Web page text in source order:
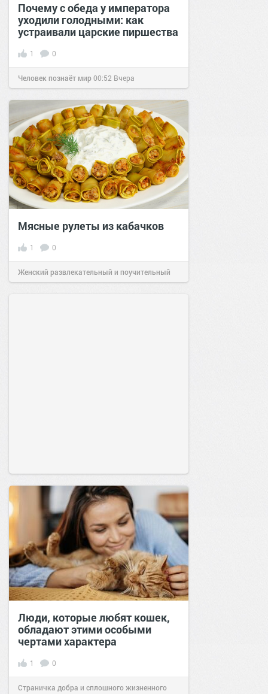
Почему с обеда у императора
уходили голодными: как
устраивали царские пиршества
1 0
Человек познаёт мир00:52 Вчера
Мясные рулеты из кабачков
1 0
Женский развлекательный и поучительный
Люди, которые любят кошек,
обладают этими особыми
чертами характера
1 0
Страничка добра и сплошного жизненного